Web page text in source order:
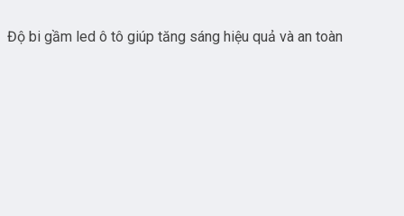
Độ bi gầm led ô tô giúp tăng sáng hiệu quả và an toàn